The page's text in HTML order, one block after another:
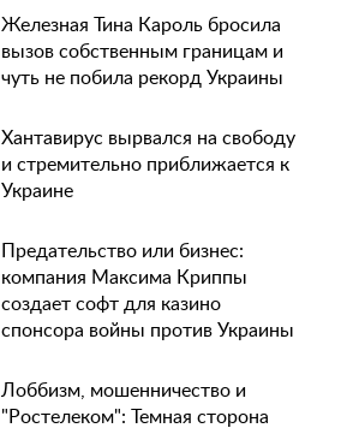
Железная Тина Кароль бросила
вызов собственным границам и
чуть не побила рекорд Украины
Хантавирус вырвался на свободу
и стремительно приближается к
Украине
Предательство или бизнес:
компания Максима Криппы
создает софт для казино
спонсора войны против Украины
Лоббизм, мошенничество и
"Ростелеком": Темная сторона